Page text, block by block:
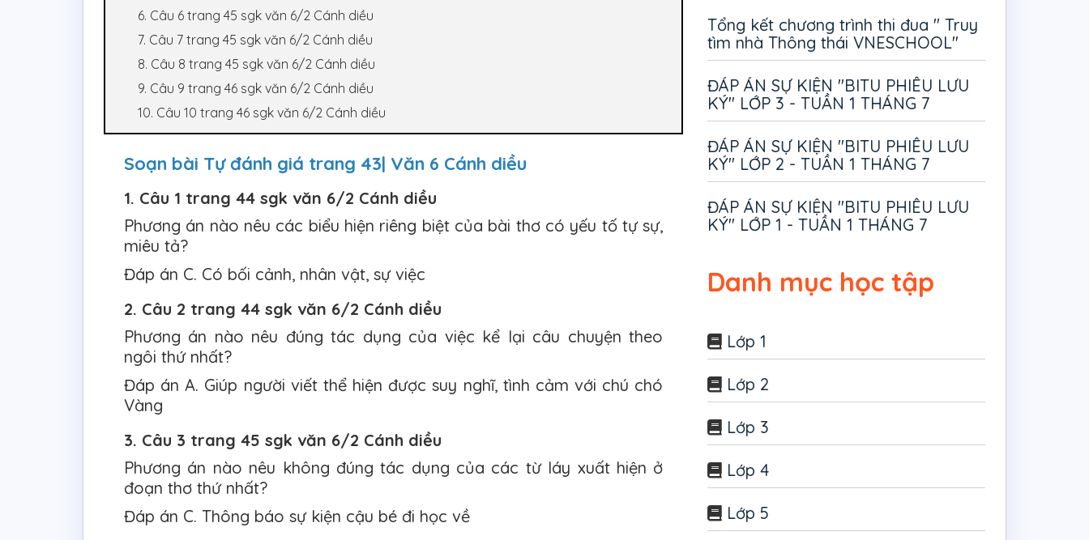
6. Câu 6 trang 45 sgk văn 6/2 Cánh diều
7. Câu 7 trang 45 sgk văn 6/2 Cánh diều
8. Câu 8 trang 45 sgk văn 6/2 Cánh diều
9. Câu 9 trang 46 sgk văn 6/2 Cánh diều
10. Câu 10 trang 46 sgk văn 6/2 Cánh diều
Soạn bài Tự đánh giá trang 43| Văn 6 Cánh diều
1. Câu 1 trang 44 sgk văn 6/2 Cánh diều
Phương án nào nêu các biểu hiện riêng biệt của bài thơ có yếu tố tự sự,
miêu tả?
Đáp án C. Có bối cảnh, nhân vật, sự việc
2. Câu 2 trang 44 sgk văn 6/2 Cánh diều
Phương án nào nêu đúng tác dụng của việc kể lại câu chuyện theo
ngôi thứ nhất?
Đáp án A. Giúp người viết thể hiện được suy nghĩ, tình cảm với chú chó
Vàng
3. Câu 3 trang 45 sgk văn 6/2 Cánh diều
Phương án nào nêu không đúng tác dụng của các từ láy xuất hiện ở
đoạn thơ thứ nhất?
Đáp án C. Thông báo sự kiện cậu bé đi học về
Tổng kết chương trình thi đua " Truy
tìm nhà Thông thái VNESCHOOL"
ĐÁP ÁN SỰ KIỆN "BITU PHIÊU LƯU
KÝ" LỚP 3 - TUẦN 1 THÁNG 7
ĐÁP ÁN SỰ KIỆN "BITU PHIÊU LƯU
KÝ" LỚP 2 - TUẦN 1 THÁNG 7
ĐÁP ÁN SỰ KIỆN "BITU PHIÊU LƯU
KÝ" LỚP 1 - TUẦN 1 THÁNG 7
Danh mục học tập
Lớp 1
Lớp 2
Lớp 3
Lớp 4
Lớp 5